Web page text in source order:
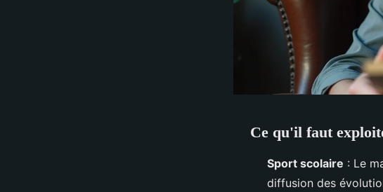
Ce qu'il faut
Sport scolaire : Le
diffusion des